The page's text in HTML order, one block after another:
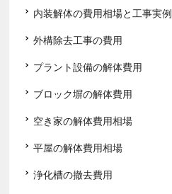
内装解体の費用相場と工事実例
外構除去工事の費用
プラント設備の解体費用
ブロック塀の解体費用
空き家の解体費用相場
平屋の解体費用相場
浄化槽の撤去費用